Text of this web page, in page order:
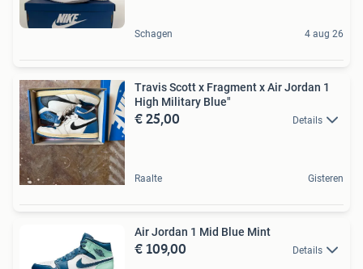
Schagen 4 aug 26
Travis Scott x Fragment x Air Jordan 1
High Military Blue"
€ 25,00 Details
Raalte Gisteren
Air Jordan 1 Mid Blue Mint
€ 109,00 Details